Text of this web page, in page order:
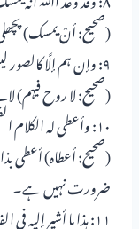
(صحیح: أنْ یمسک)
۹: وإن ہم إلَّا کالصور لیس الروح فیہم۔
(صحیح: لا روح فیہم)
۱۰: وأعطی لہ الکلام الفصیح۔
(صحیح: أعطاہ) أعطی
ضرورت نہیں ہے۔
۱۱: ہذا ما أشیر إلیہ فی الفاتحۃ، ما کان حدیثٌ یفتریٰ۔